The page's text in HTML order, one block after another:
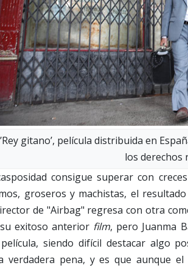
gitano’, película distribuida en
los derechos
consigue superar con
groseros y machistas, el
de "Airbag" regresa con otra
exitoso anterior film, pero Juanma
siendo difícil destacar algo
verdadera pena, y es que aunque el